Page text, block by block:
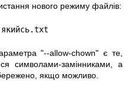
нового режиму файлів:
"--allow-chown" є те,
символами-замінниками, а
якщо можливо.